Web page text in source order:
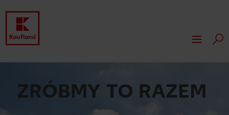
Przejdź do
Główna treść
Stopka
Firma Kaufland
Nasze wartości
Odpowiedzialność
ZRÓBMY TO RAZEM